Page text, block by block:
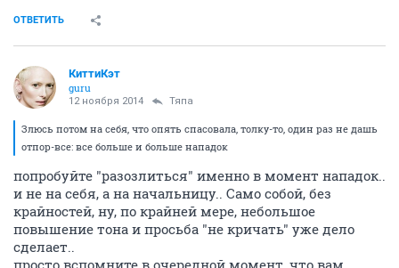
ОТВЕТИТЬ
КиттиКэт
guru
12 ноября 2014 Тяпа
Злюсь потом на себя, что опять спасовала, толку-то, один раз не дашь
отпор-все: все больше и больше нападок
попробуйте "разозлиться" именно в момент нападок..
и не на себя, а на начальницу.. Само собой, без
крайностей, ну, по крайней мере, небольшое
повышение тона и просьба "не кричать" уже дело
сделает..
просто вспомните в очередной момент, что вам